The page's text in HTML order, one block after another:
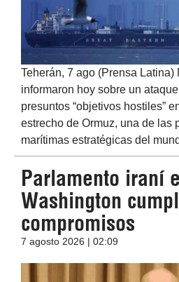
Teherán, 7 ago (Prensa Latina)
informaron hoy sobre un
presuntos “objetivos hostiles”
estrecho de Ormuz, una de las
marítimas estratégicas del
Parlamento iraní
Washington
compromisos
7 agosto 2026 | 02:09